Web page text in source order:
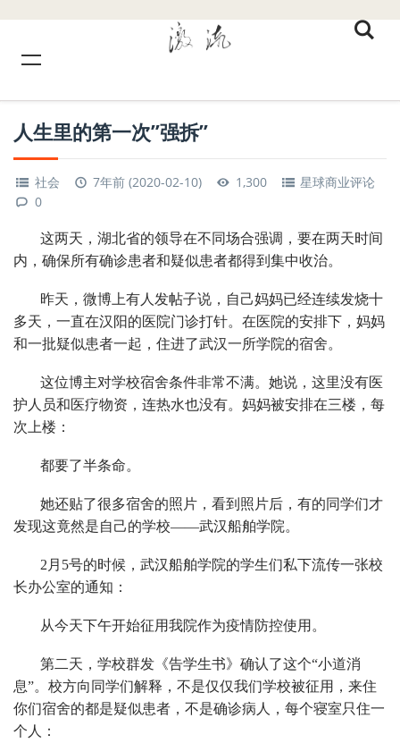
人生里的第一次”强拆”
社会 7年前 (2020-02-10) 1,300
星球商业评论
0
这两天，湖北省的领导在不同场合强调，要在两天时间
内，确保所有确诊患者和疑似患者都得到集中收治。
昨天，微博上有人发帖子说，自己妈妈已经连续发烧十
多天，一直在汉阳的医院门诊打针。在医院的安排下，妈妈
和一批疑似患者一起，住进了武汉一所学院的宿舍。
这位博主对学校宿舍条件非常不满。她说，这里没有医
护人员和医疗物资，连热水也没有。妈妈被安排在三楼，每
次上楼：
都要了半条命。
她还贴了很多宿舍的照片，看到照片后，有的同学们才
发现这竟然是自己的学校——武汉船舶学院。
2月5号的时候，武汉船舶学院的学生们私下流传一张校
长办公室的通知：
从今天下午开始征用我院作为疫情防控使用。
第二天，学校群发《告学生书》确认了这个“小道消
息”。校方向同学们解释，不是仅仅我们学校被征用，来住
你们宿舍的都是疑似患者，不是确诊病人，每个寝室只住一
个人：